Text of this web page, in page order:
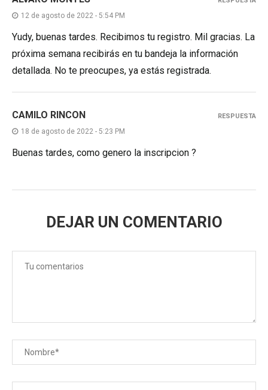
12 de agosto de 2022 - 5:54 PM
Yudy, buenas tardes. Recibimos tu registro. Mil gracias. La
próxima semana recibirás en tu bandeja la información
detallada. No te preocupes, ya estás registrada.
CAMILO RINCON
18 de agosto de 2022 - 5:23 PM
Buenas tardes, como genero la inscripcion ?
RESPUESTA
DEJAR UN COMENTARIO